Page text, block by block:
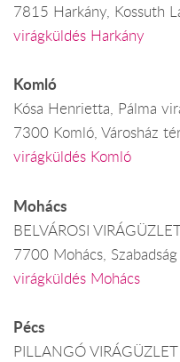
7815 Harkány, Kossuth
virágküldés Harkány
Komló
Kósa Henrietta, Pálma
7300 Komló, Városház
virágküldés Komló
Mohács
BELVÁROSI
7700 Mohács,
virágküldés Mohács
Pécs
PILLANGÓ VIRÁGÜZLET